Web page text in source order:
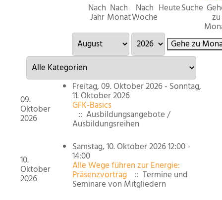
Nach
Jahr
Nach
Monat
Nach
Woche
HeuteSuche
zu
Gehe zu
Eine Kategorie auswählen um die Liste zu filtern
09.
Oktober
2026
Freitag, 09. Oktober 2026 - Sonntag,
11. Oktober 2026
GFK-Basics
:: Ausbildungsangebote /
Ausbildungsreihen
10.
Oktober
2026
Samstag, 10. Oktober 2026 12:00 -
14:00
Alle Wege führen zur Energie:
Präsenzvortrag :: Termine und
Seminare von Mitgliedern